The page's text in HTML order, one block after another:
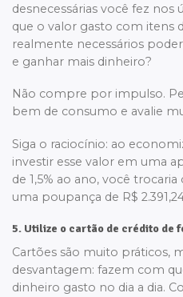
desnecessárias você fez nos
que o valor gasto com itens
realmente necessários
e ganhar mais dinheiro?
Não compre por impulso.
bem de consumo e avalie
Siga o raciocínio: ao
investir esse valor em uma
de 1,5% ao ano, você
uma poupança de R$
5. Utilize o cartão de crédito de
Cartões são muito práticos,
desvantagem: fazem com
dinheiro gasto no dia a dia.